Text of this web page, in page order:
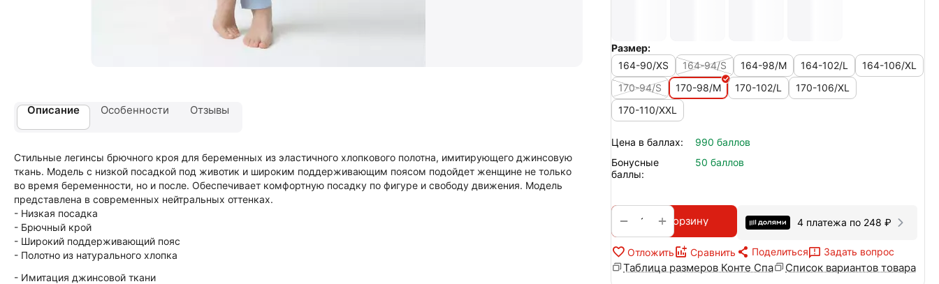
Размер:
164-90/XS
164-94/S 164-98/M 164-102/L
164-106/XL
170-94/S
170-98/M 170-102/L
170-106/XL
170-110/XXL
Цена в баллах:
990 баллов
Бонусные
баллы:
50 баллов
+
− В корзину 4 платежа по 248 ₽
Отложить Сравнить Поделиться Задать вопрос
Таблица размеров Конте Спа Список вариантов товара
Описание Особенности Отзывы
Стильные легинсы брючного кроя для беременных из эластичного хлопкового полотна, имитирующего джинсовую
ткань. Модель с низкой посадкой под животик и широким поддерживающим поясом подойдет женщине не только
во время беременности, но и после. Обеспечивает комфортную посадку по фигуре и свободу движения. Модель
представлена в современных нейтральных оттенках.
- Низкая посадка
- Брючный крой
- Широкий поддерживающий пояс
- Полотно из натурального хлопка
- Имитация джинсовой ткани